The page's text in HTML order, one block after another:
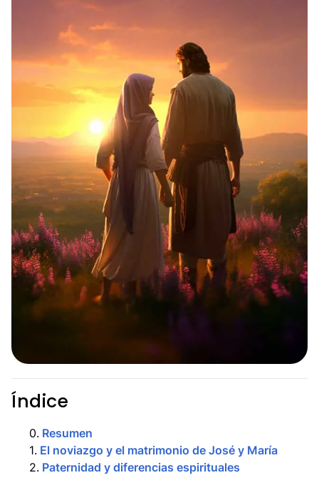
Índice
0. Resumen
1. El noviazgo y el matrimonio de José y María
2. Paternidad y diferencias espirituales